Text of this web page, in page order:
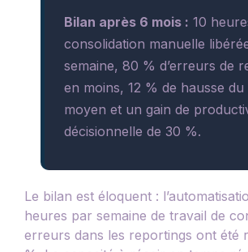
Bilan après 6 mois : 10
consolidation manuelle
semaine, 80 % d’erreurs de
en moins, 12 % de hausse du
moyen et un gain de
décisionnelle de 30 %.
Le bilan est éloquent :
heures par semaine de travail de
erreurs dans les reportings ont été